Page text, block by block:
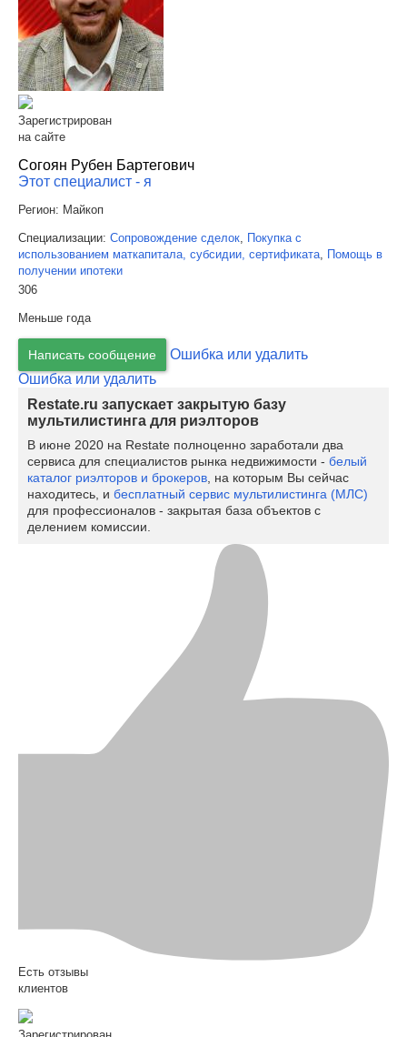
Зарегистрирован
на сайте
Согоян Рубен Бартегович
Этот специалист - я
Регион: Майкоп
Специализации: Сопровождение сделок, Покупка с
использованием маткапитала, субсидии, сертификата, Помощь в
получении ипотеки
306
Меньше года
Написать сообщение
Ошибка или удалить
Ошибка или удалить
Restate.ru запускает закрытую базу
мультилистинга для риэлторов
В июне 2020 на Restate полноценно заработали два
сервиса для специалистов рынка недвижимости - белый
каталог риэлторов и брокеров , на которым Вы сейчас
находитесь, и бесплатный сервис мультилистинга (МЛС)
для профессионалов - закрытая база объектов с
делением комиссии.
Есть отзывы
клиентов